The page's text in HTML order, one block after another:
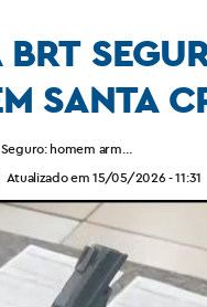
SANTA
homem armado é preso
Atualizado em 15/05/2026 - 11:31